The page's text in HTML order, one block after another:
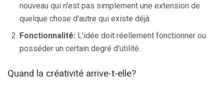
nouveau qui n'est pas simplement une extension de
quelque chose d'autre qui existe déjà.
Fonctionnalité: L'idée doit réellement fonctionner ou
posséder un certain degré d'utilité.
Quand la créativité arrive-t-elle?